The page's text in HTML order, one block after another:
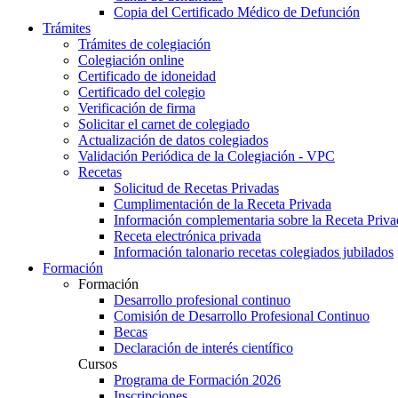
Copia del Certificado Médico de Defunción
Trámites
Trámites de colegiación
Colegiación online
Certificado de idoneidad
Certificado del colegio
Verificación de firma
Solicitar el carnet de colegiado
Actualización de datos colegiados
Validación Periódica de la Colegiación - VPC
Recetas
Solicitud de Recetas Privadas
Cumplimentación de la Receta Privada
Información complementaria sobre la Receta
Receta electrónica privada
Información talonario recetas colegiados jubilados
Formación
Formación
Desarrollo profesional continuo
Comisión de Desarrollo Profesional Continuo
Becas
Declaración de interés científico
Cursos
Programa de Formación 2026